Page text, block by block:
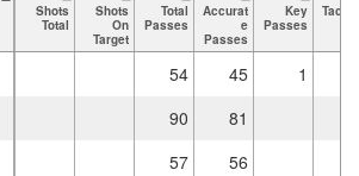
Shots
Total
Shots
On
Target
Total
Passes
Accurat
e
Passes
Key
Passes
54 45
1
90
81
57 56